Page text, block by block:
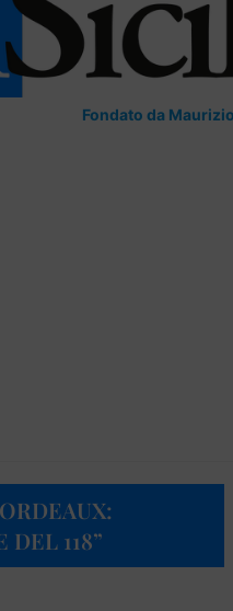
Fondato da
DEL 118”